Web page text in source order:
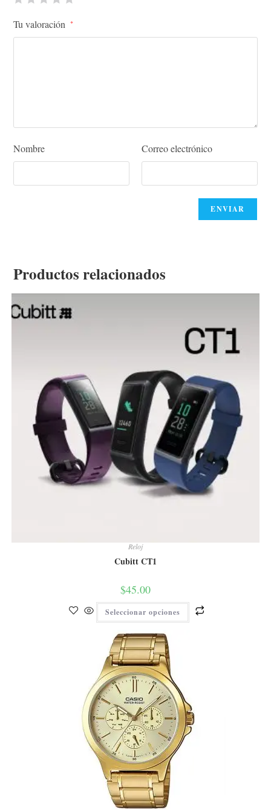
Tu valoración *
Nombre Correo electrónico
Productos relacionados
Reloj
Cubitt CT1
$45.00
Seleccionar opciones